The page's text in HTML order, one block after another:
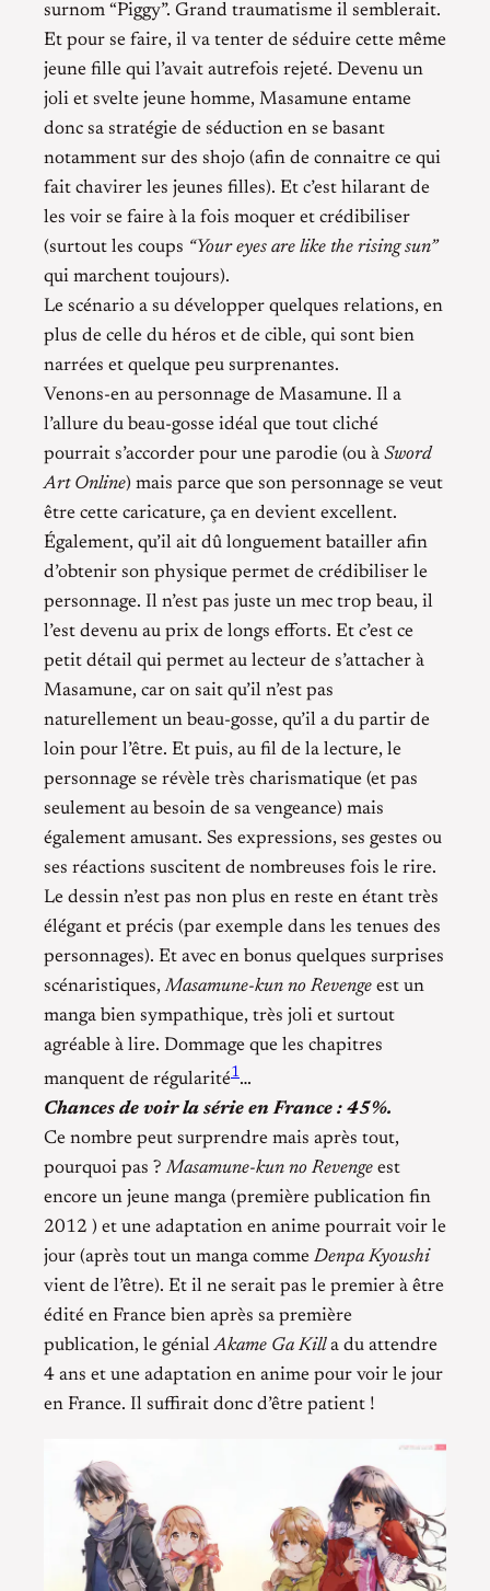
surnom “Piggy”. Grand traumatisme il semblerait.
Et pour se faire, il va tenter de séduire cette même
jeune fille qui l’avait autrefois rejeté. Devenu un
joli et svelte jeune homme, Masamune entame
donc sa stratégie de séduction en se basant
notamment sur des shojo (afin de connaitre ce qui
fait chavirer les jeunes filles). Et c’est hilarant de
les voir se faire à la fois moquer et crédibiliser
(surtout les coups “Your eyes are like the rising sun”
qui marchent toujours).
Le scénario a su développer quelques relations, en
plus de celle du héros et de cible, qui sont bien
narrées et quelque peu surprenantes.
Venons-en au personnage de Masamune. Il a
l’allure du beau-gosse idéal que tout cliché
pourrait s’accorder pour une parodie (ou à Sword
Art Online) mais parce que son personnage se veut
être cette caricature, ça en devient excellent.
Également, qu’il ait dû longuement batailler afin
d’obtenir son physique permet de crédibiliser le
personnage. Il n’est pas juste un mec trop beau, il
l’est devenu au prix de longs efforts. Et c’est ce
petit détail qui permet au lecteur de s’attacher à
Masamune, car on sait qu’il n’est pas
naturellement un beau-gosse, qu’il a du partir de
loin pour l’être. Et puis, au fil de la lecture, le
personnage se révèle très charismatique (et pas
seulement au besoin de sa vengeance) mais
également amusant. Ses expressions, ses gestes ou
ses réactions suscitent de nombreuses fois le rire.
Le dessin n’est pas non plus en reste en étant très
élégant et précis (par exemple dans les tenues des
personnages). Et avec en bonus quelques surprises
scénaristiques,Masamune-kun no Revenge est un
manga bien sympathique, très joli et surtout
agréable à lire. Dommage que les chapitres
manquent de régularité1…
Chances de voir la série en France : 45%.
Ce nombre peut surprendre mais après tout,
pourquoi pas ?Masamune-kun no Revenge est
encore un jeune manga (première publication fin
2012 ) et une adaptation en anime pourrait voir le
jour (après tout un manga comme Denpa Kyoushi
vient de l’être). Et il ne serait pas le premier à être
édité en France bien après sa première
publication, le génialAkame Ga Killa du attendre
4 ans et une adaptation en anime pour voir le jour
en France. Il suffirait donc d’être patient !